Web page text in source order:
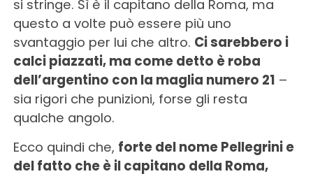
si stringe. Sì è il capitano della Roma, ma
questo a volte può essere più uno
svantaggio per lui che altro. Ci sarebbero i
calci piazzati, ma come detto è roba
dell’argentino con la maglia numero 21 –
sia rigori che punizioni, forse gli resta
qualche angolo.
Ecco quindi che, forte del nome Pellegrini e
del fatto che è il capitano della Roma,